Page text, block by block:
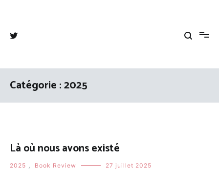
Catégorie :2025
Là où nous avons existé
2025 , Book Review 27 juillet 2025